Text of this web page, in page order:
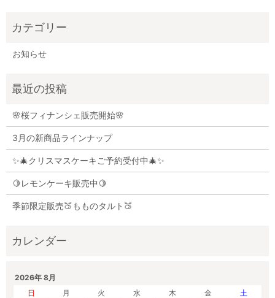
お知らせ
🌸桜フィナンシェ販売開始🌸
3月の新商品ラインナップ
✨🎄クリスマスケーキご予約受付中🎄✨
🍋レモンケーキ販売中🍋
季節限定販売🍑もものタルト🍑
2026年 8月
日
月 火 水 木 金
土